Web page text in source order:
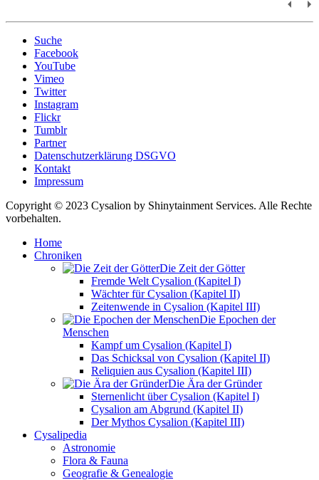
Suche
Facebook
YouTube
Vimeo
Twitter
Instagram
Flickr
Tumblr
Partner
Datenschutzerklärung DSGVO
Kontakt
Impressum
Copyright © 2023 Cysalion by Shinytainment Services. Alle Rechte
vorbehalten.
Home
Chroniken
Die Zeit der Götter
Fremde Welt Cysalion (Kapitel I)
Wächter für Cysalion (Kapitel II)
Zeitenwende in Cysalion (Kapitel III)
Die Epochen der
Menschen
Kampf um Cysalion (Kapitel I)
Das Schicksal von Cysalion (Kapitel II)
Reliquien aus Cysalion (Kapitel III)
Die Ära der Gründer
Sternenlicht über Cysalion (Kapitel I)
Cysalion am Abgrund (Kapitel II)
Der Mythos Cysalion (Kapitel III)
Cysalipedia
Astronomie
Flora & Fauna
Geografie & Genealogie